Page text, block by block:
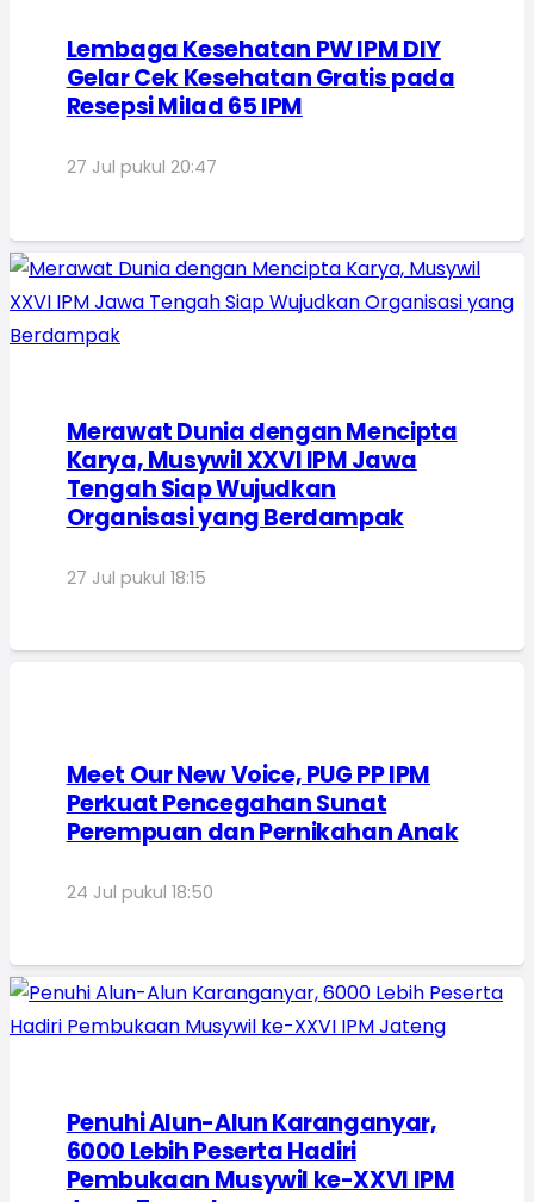
Lembaga Kesehatan PW IPM DIY
Gelar Cek Kesehatan Gratis pada
Resepsi Milad 65 IPM
27 Jul pukul 20:47
Merawat Dunia dengan Mencipta
Karya, Musywil XXVI IPM Jawa
Tengah Siap Wujudkan
Organisasi yang Berdampak
27 Jul pukul 18:15
Meet Our New Voice, PUG PP IPM
Perkuat Pencegahan Sunat
Perempuan dan Pernikahan Anak
24 Jul pukul 18:50
Penuhi Alun-Alun Karanganyar,
6000 Lebih Peserta Hadiri
Pembukaan Musywil ke-XXVI IPM